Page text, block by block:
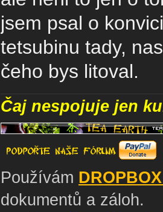
jsem psal o
tetsubinu tady,
čeho bys litoval.
Čaj nespojuje jen
Používám
dokumentů a záloh.